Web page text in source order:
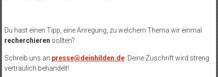
Du hast einen Tipp, eine Anregung, zu welchem Thema wir einmal
recherchieren sollten?
Schreib uns an presse@deinhilden.de. Deine Zuschrift wird streng
vertraulich behandelt!